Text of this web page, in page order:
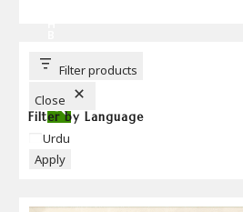
T
T
Filter products
Close
Filter by Language
Language
Urdu
Apply